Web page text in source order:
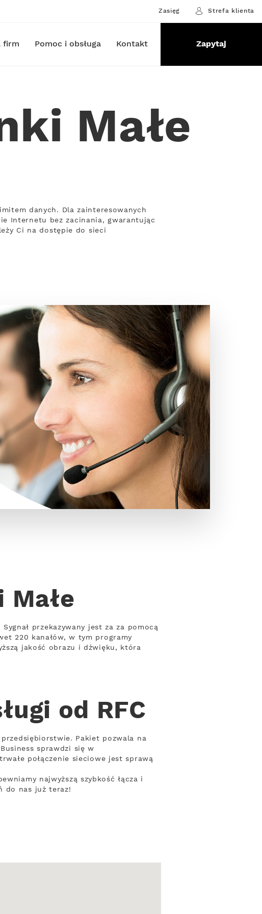
Zasięg Strefa klienta
firm Pomoc i obsługa Kontakt Zapytaj
Małe
danych. Dla zainteresowanych
Internetu bez zacinania, gwarantując
Ci na dostępie do sieci
przekazywany jest za za pomocą
220 kanałów, w tym programy
jakość obrazu i dźwięku, która
od RFC
Pakiet pozwala na
sprawdzi się w
połączenie sieciowe jest sprawą
najwyższą szybkość łącza i
do nas już teraz!